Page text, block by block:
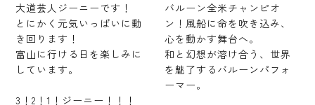
大道芸人ジーニーです！
とにかく元気いっぱいに動
き回ります！
富山に行ける日を楽しみに
しています。
3！2！1！ジーニー！！！
バルーン全米チャンピオ
ン！風船に命を吹き込み、
心を動かす舞台へ。
和と幻想が溶け合う、世界
を魅了するバルーンパフォ
ーマー。